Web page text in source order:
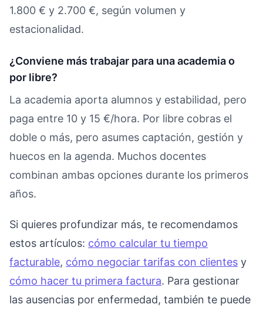
1.800 € y 2.700 €, según volumen y
estacionalidad.
¿Conviene más trabajar para una academia o
por libre?
La academia aporta alumnos y estabilidad, pero
paga entre 10 y 15 €/hora. Por libre cobras el
doble o más, pero asumes captación, gestión y
huecos en la agenda. Muchos docentes
combinan ambas opciones durante los primeros
años.
Si quieres profundizar más, te recomendamos
estos artículos: cómo calcular tu tiempo
facturable, cómo negociar tarifas con clientes y
cómo hacer tu primera factura. Para gestionar
las ausencias por enfermedad, también te puede